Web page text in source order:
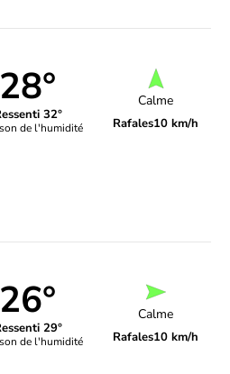
28°
32°
de l'humidité
Calme
Rafales10 km/h
26°
29°
de l'humidité
Calme
Rafales10 km/h